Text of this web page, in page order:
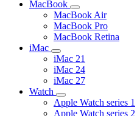
MacBook
MacBook Air
MacBook Pro
MacBook Retina
iMac
iMac 21
iMac 24
iMac 27
Watch
Apple Watch series 1
Apple Watch series 2